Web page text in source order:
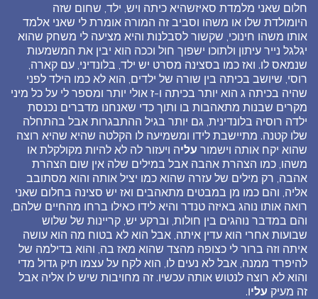
חלום שאני מלמדת סאיזשהיא כיתה ויש, ילד, שחום שזה
היומולדת שלו או משהו וסביב זה המורה אומרת לי שאני אלמד
אותו משהו חינוכי, שקשור לסבלנות והיא מציעה לי משחק שהוא
יגלגל נייר עיתון ולתוכו ישפוך חול וככה הוא יבין את המשמעות
שנמאס לו. ואז כמו בסצינה מסרט יש ילד, בלונדיני, עם קארה,
רוסי, שיושב בכיתה בין שורה של ילדים, הוא לא כמו הילד לפני
שהיה בכיתה ג הוא יותר בכיתה ו-ז אולי יותר ומספר לי על כל מיני
מקרים שבנות מתאהבות בו ותוך כדי שאנחנו מדברים נכנסת
ילדה רוסיה בלונדינית, גם יותר בגיל ההתבגרות אבל בהתחלה
שלו קטנה. מתיישבת לידו ומשמיעה לו הקלטה שהיא שהיא רוצה
שהוא יקח אותה וישמור עליה ויעזור לה לא להיות מקולקלת או
משהו, כמו הצהרת אהבה אבל במילים שלה אין שום הצהרת
אהבה, רק מילים של עזרה שהוא כמו יציל אותה והוא מסתובב
אליה, והם כמו מן במבטים מתאהבים ואז יש סצינה בחלום שאני
רואה אותו נוהג באיזה טנדר והיא לידו כאילו ברחו מהחיים שלהם,
והם במדבר נוהגים בין חולות, וברקע יש, קריינות של שלוש
שבועות אחרי הוא עדין איתה, אבל הוא לא בטוח מה הוא עושה
איתה וזה ברור לי כצופה מהצד שהוא מאז בה, והוא בדילמה של
להיפרד ממנה, אבל לא נעים לו, הוא לקח על עצמו תיק גדול מדי
והוא לא רוצה לנטוש אותה עכשיו. זה מחויבות שיש לו אליה אבל
זה מעיק עליו.